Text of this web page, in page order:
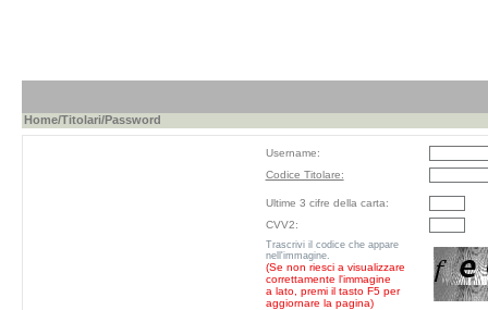
Home/Titolari/Password
Username:
Codice Titolare:
Ultime 3 cifre della carta:
CVV2:
Trascrivi il codice che appare
nell'immagine.
(Se non riesci a visualizzare
correttamente l'immagine
a lato, premi il tasto F5 per
aggiornare la pagina)